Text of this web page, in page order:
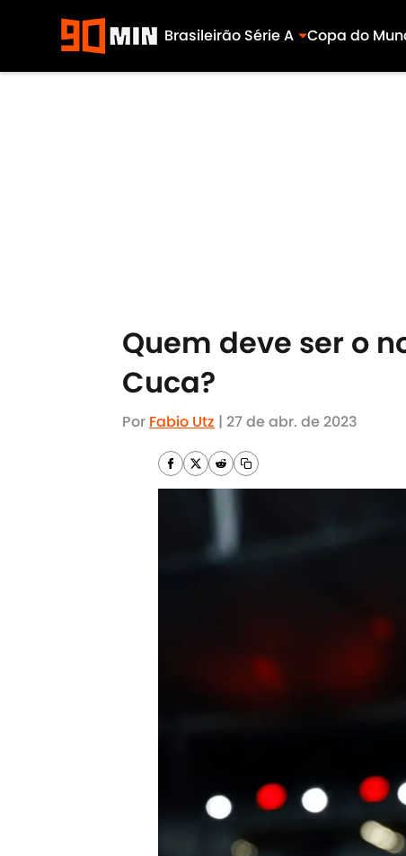
Brasileirão Série A Copa do
Quem deve ser o
Cuca?
Por Fabio Utz | 27 de abr. de 2023